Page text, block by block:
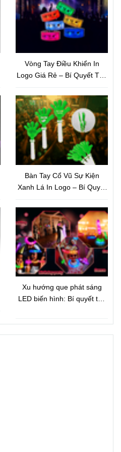
Vòng Tay Điều Khiển In
Logo Giá Rẻ – Bí Quyết Tạo
Nổ Và Nâng Tầm Thương
Hiệu
Bàn Tay Cổ Vũ Sự Kiện
Xanh Lá In Logo – Bí Quyết
Kiệm Nhưng Hiệu Quả Bất
Ngờ
Xu hướng que phát sáng
LED biến hình: Bí quyết tạo